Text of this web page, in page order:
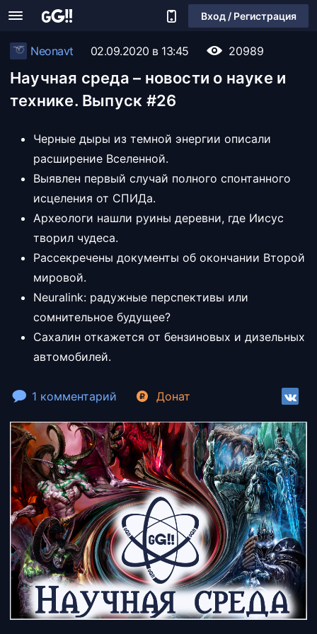
Вход / Регистрация
Neonavt 02.09.2020 в 13:45 20989
Научная среда – новости о науке и
технике. Выпуск #26
Черные дыры из темной энергии описали
расширение Вселенной.
Выявлен первый случай полного спонтанного
исцеления от СПИДа.
Археологи нашли руины деревни, где Иисус
творил чудеса.
Рассекречены документы об окончании Второй
мировой.
Neuralink: радужные перспективы или
сомнительное будущее?
Сахалин откажется от бензиновых и дизельных
автомобилей.
1 комментарий Донат